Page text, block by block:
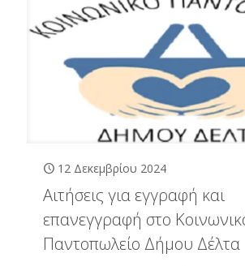
12 Δεκεμβρίου 2024
Αιτήσεις για εγγραφή και
επανεγγραφή στο
Παντοπωλείο Δήμου Δέλτα